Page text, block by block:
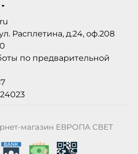
Расплетина, д.24, оф.208
по предварительной
магазин ЕВРОПА СВЕТ